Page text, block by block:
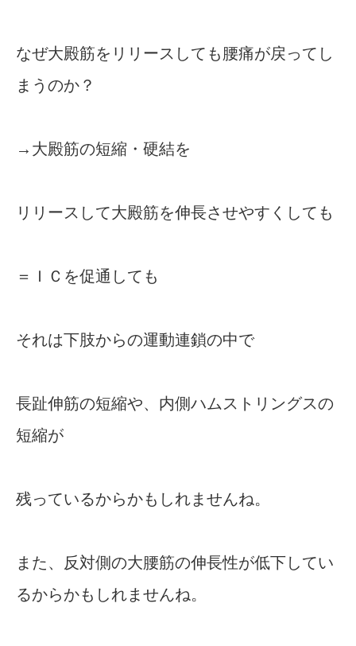
なぜ大殿筋をリリースしても腰痛が戻ってし
まうのか？
→大殿筋の短縮・硬結を
リリースして大殿筋を伸長させやすくしても
＝ＩＣを促通しても
それは下肢からの運動連鎖の中で
長趾伸筋の短縮や、内側ハムストリングスの
短縮が
残っているからかもしれませんね。
また、反対側の大腰筋の伸長性が低下してい
るからかもしれませんね。